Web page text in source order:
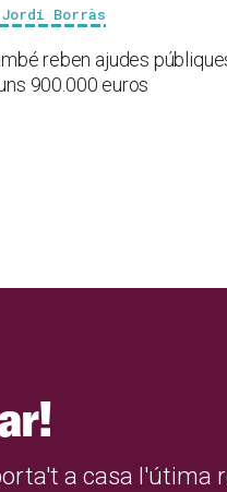
Borràs
reben ajudes
900.000 euros
a casa l'útima